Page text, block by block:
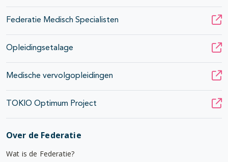
Federatie Medisch Specialisten
Opleidingsetalage
Medische vervolgopleidingen
TOKIO Optimum Project
Over de Federatie
Wat is de Federatie?